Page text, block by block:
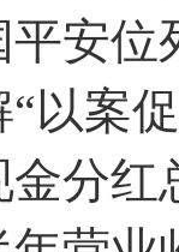
安位
以案
分红